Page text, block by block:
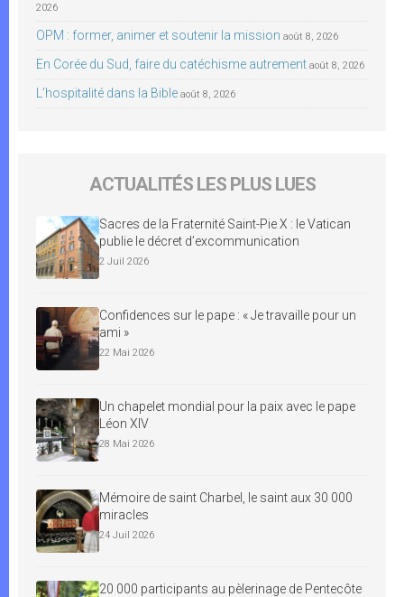
2026
OPM : former, animer et soutenir la mission août 8, 2026
En Corée du Sud, faire du catéchisme autrement août 8, 2026
L’hospitalité dans la Bible août 8, 2026
ACTUALITÉS LES PLUS LUES
Sacres de la Fraternité Saint-Pie X : le Vatican
publie le décret d’excommunication
2 Juil 2026
Confidences sur le pape : « Je travaille pour un
ami »
22 Mai 2026
Un chapelet mondial pour la paix avec le pape
Léon XIV
28 Mai 2026
Mémoire de saint Charbel, le saint aux 30 000
miracles
24 Juil 2026
20 000 participants au pèlerinage de Pentecôte